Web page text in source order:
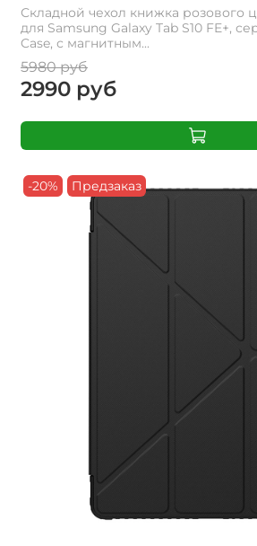
Складной чехол книжка розового
для Samsung Galaxy Tab S10 FE+,
Case, с магнитным...
5980 руб
2990 руб
-20% Предзаказ